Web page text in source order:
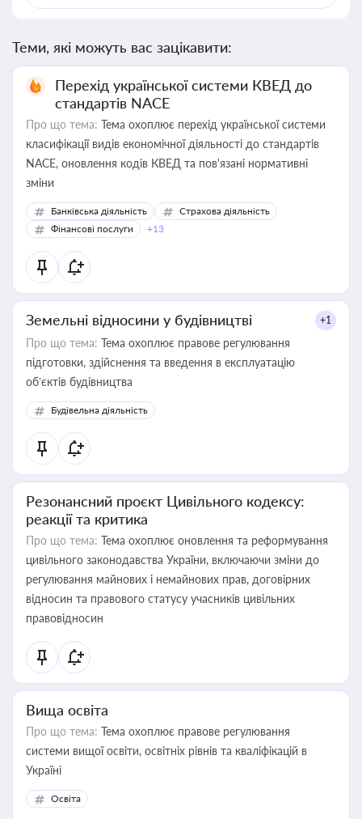
Теми, які можуть вас зацікавити:
Перехід української системи КВЕД до
стандартів NACE
Про що тема: Тема охоплює перехід української системи
класифікації видів економічної діяльності до стандартів
NACE, оновлення кодів КВЕД та пов'язані нормативні
зміни
Банківська діяльність
Страхова діяльність
Фінансові послуги
+13
Земельні відносини у будівництві +1
Про що тема: Тема охоплює правове регулювання
підготовки, здійснення та введення в експлуатацію
об’єктів будівництва
Будівельна діяльність
Резонансний проєкт Цивільного кодексу:
реакції та критика
Про що тема: Тема охоплює оновлення та реформування
цивільного законодавства України, включаючи зміни до
регулювання майнових і немайнових прав, договірних
відносин та правового статусу учасників цивільних
правовідносин
Вища освіта
Про що тема: Тема охоплює правове регулювання
системи вищої освіти, освітніх рівнів та кваліфікацій в
Україні
Освіта